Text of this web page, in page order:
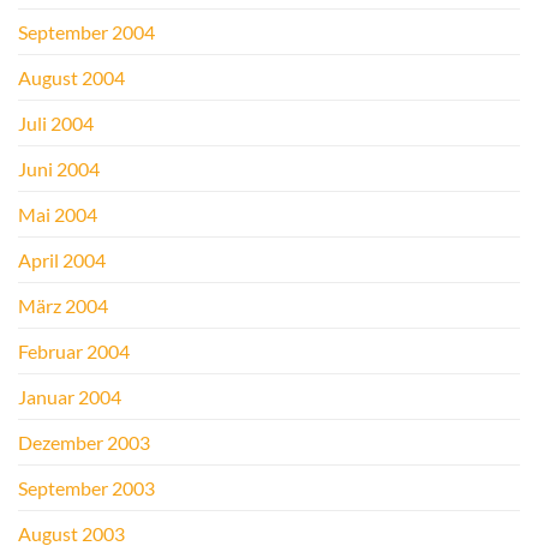
September 2004
August 2004
Juli 2004
Juni 2004
Mai 2004
April 2004
März 2004
Februar 2004
Januar 2004
Dezember 2003
September 2003
August 2003